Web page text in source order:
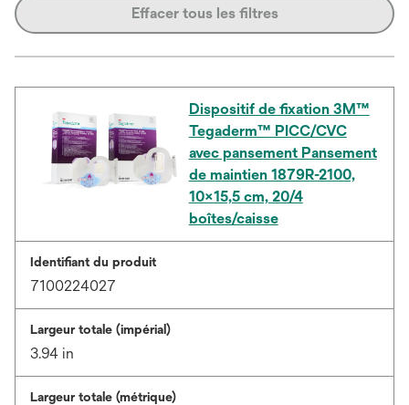
Effacer tous les filtres
Dispositif de fixation 3M™
Tegaderm™ PICC/CVC
avec pansement Pansement
de maintien 1879R-2100,
10x15,5 cm, 20/4
boîtes/caisse
Identifiant du produit
7100224027
Largeur totale (impérial)
3.94 in
Largeur totale (métrique)